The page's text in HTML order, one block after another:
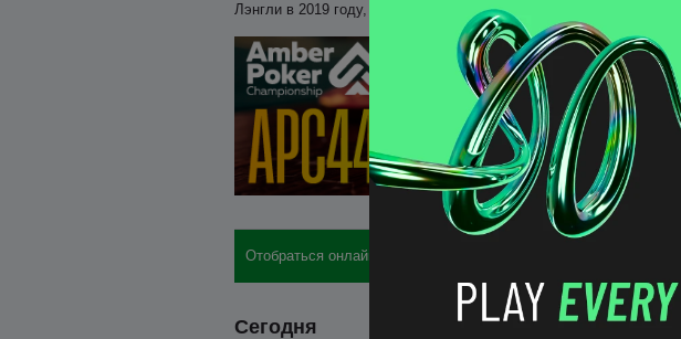
Лэнгли в 2019 году, достаточно добавить эту страницу в закладки.
Отобраться онлайн: бай-ины, отели, логистика
Сегодня